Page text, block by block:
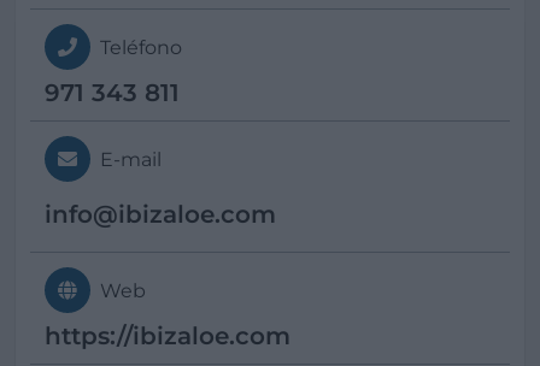
Teléfono
971 343 811
E-mail
info@ibizaloe.com
Web
https://ibizaloe.com